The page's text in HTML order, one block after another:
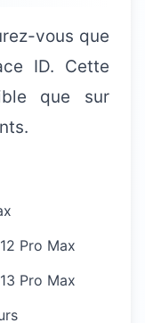
vous que
ID. Cette
que sur
Pro Max
Pro Max